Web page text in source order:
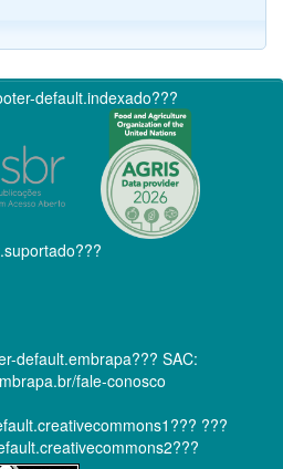
default.indexado???
default.embrapa??? SAC:
fale-conosco
???